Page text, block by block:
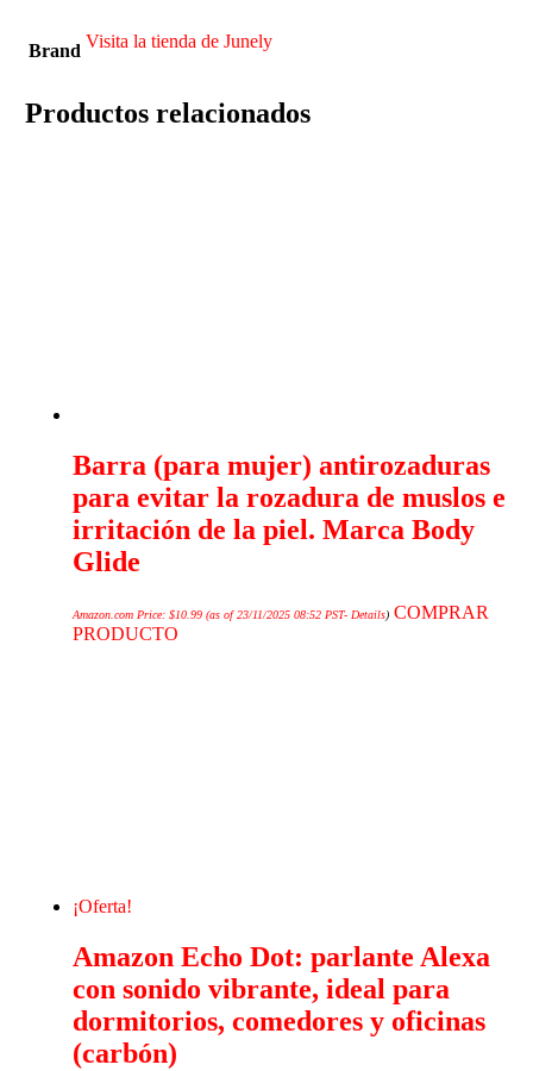
Brand Visita la tienda de Junely
Productos relacionados
Barra (para mujer) antirozaduras
para evitar la rozadura de muslos e
irritación de la piel. Marca Body
Glide
Amazon.com Price:$10.99 (as of 23/11/2025 08:52 PST- Details) COMPRAR
PRODUCTO
¡Oferta!
Amazon Echo Dot: parlante Alexa
con sonido vibrante, ideal para
dormitorios, comedores y oficinas
(carbón)